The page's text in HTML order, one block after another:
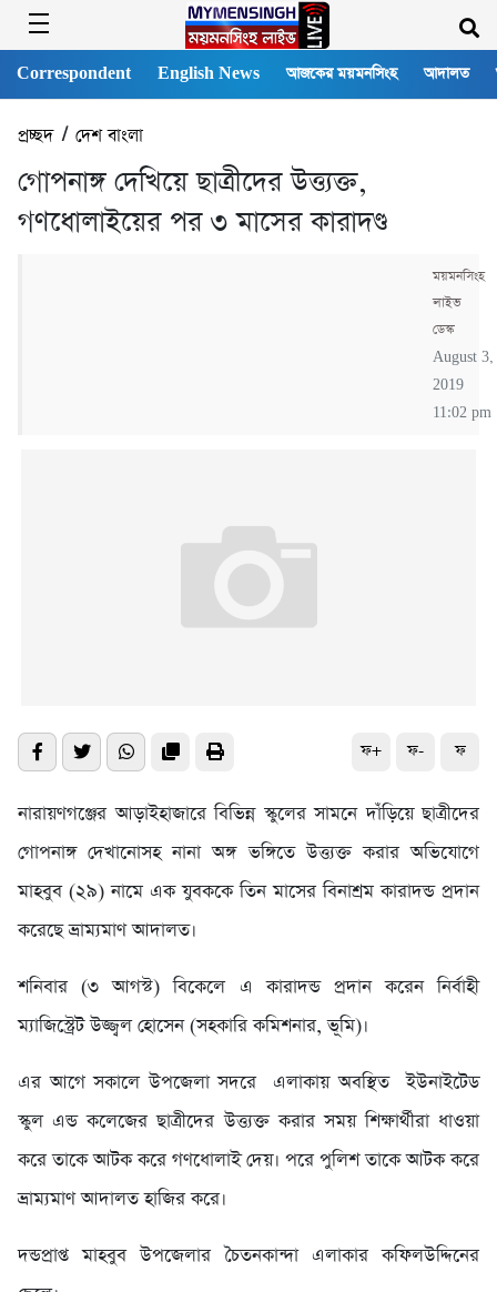
Correspondent English News আজকের ময়মনসিংহ আদালত
প্রচ্ছদ/ দেশ বাংলা
গোপনাঙ্গ দেখিয়ে ছাত্রীদের উত্ত্যক্ত,
গণধোলাইয়ের পর ৩ মাসের কারাদণ্ড
ময়মনসিংহ
লাইভ
ডেস্ক
August 3,
2019
11:02 pm
ফ+ ফ- ফ
নারায়ণগঞ্জের আড়াইহাজারে বিভিন্ন স্কুলের সামনে দাঁড়িয়ে ছাত্রীদের
গোপনাঙ্গ দেখানোসহ নানা অঙ্গ ভঙ্গিতে উত্ত্যক্ত করার অভিযোগে
মাহবুব (২৯) নামে এক যুবককে তিন মাসের বিনাশ্রম কারাদন্ড প্রদান
করেছে ভ্রাম্যমাণ আদালত।
শনিবার (৩ আগস্ট) বিকেলে এ কারাদন্ড প্রদান করেন নির্বাহী
ম্যাজিস্ট্রেট উজ্জ্বল হোসেন (সহকারি কমিশনার, ভূমি)।
এর আগে সকালে উপজেলা সদরে এলাকায় অবস্থিত ইউনাইটেড
স্কুল এন্ড কলেজের ছাত্রীদের উত্ত্যক্ত করার সময় শিক্ষার্থীরা ধাওয়া
করে তাকে আটক করে গণধোলাই দেয়। পরে পুলিশ তাকে আটক করে
ভ্রাম্যমাণ আদালত হাজির করে।
দন্ডপ্রাপ্ত মাহবুব উপজেলার চৈতনকান্দা এলাকার কফিলউদ্দিনের